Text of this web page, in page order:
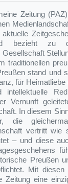
Zeitung
bezieht zu
traditionellen
stand und
für Heimatliebe
intellektuelle
Vernunft
In diesem
die
vertritt wie
– und diese
Preußen
Mit
Zeitung eine